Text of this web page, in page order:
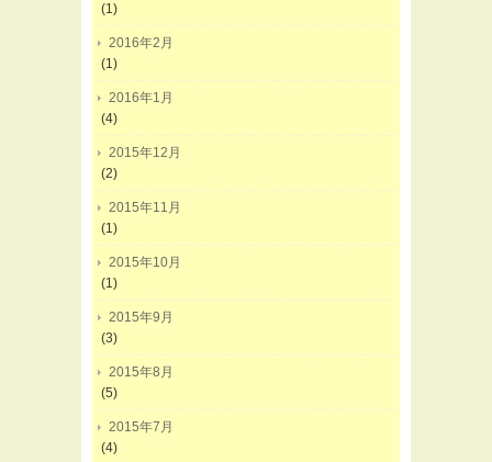
(1)
2016年2月
(1)
2016年1月
(4)
2015年12月
(2)
2015年11月
(1)
2015年10月
(1)
2015年9月
(3)
2015年8月
(5)
2015年7月
(4)